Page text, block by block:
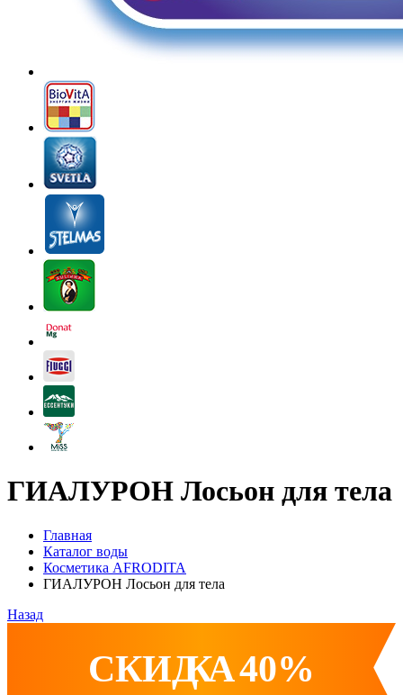
ГИАЛУРОН Лосьон для тела
Главная
Каталог воды
Косметика AFRODITA
ГИАЛУРОН Лосьон для тела
Назад